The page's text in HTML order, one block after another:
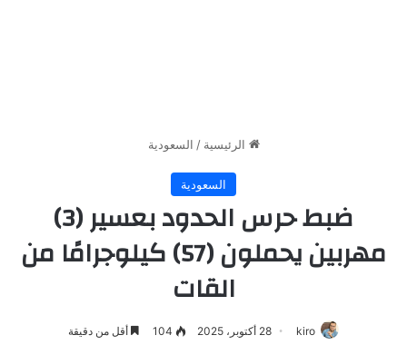
الرئيسية / السعودية
السعودية
ضبط حرس الحدود بعسير (3)
مهربين يحملون (57) كيلوجرامًا من
القات
kiro 28 أكتوبر، 2025 104 أقل من دقيقة